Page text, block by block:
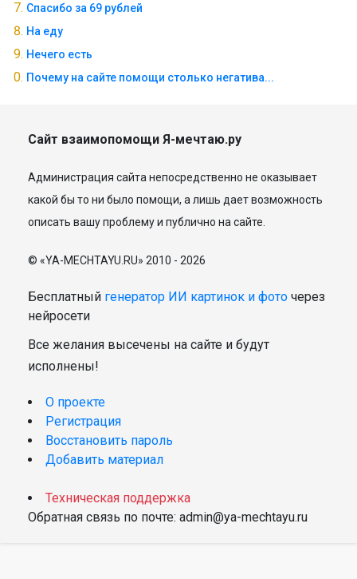
Спасибо за 69 рублей
На еду
Нечего есть
Почему на сайте помощи столько негатива...
Сайт взаимопомощи Я-мечтаю.ру
Администрация сайта непосредственно не оказывает
какой бы то ни было помощи, а лишь дает возможность
описать вашу проблему и публично на сайте.
© «YA-MECHTAYU.RU» 2010 - 2026
Бесплатный генератор ИИ картинок и фото через
нейросети
Все желания высечены на сайте и будут
исполнены!
О проекте
Регистрация
Восстановить пароль
Добавить материал
Техническая поддержка
Обратная связь по почте: admin@ya-mechtayu.ru